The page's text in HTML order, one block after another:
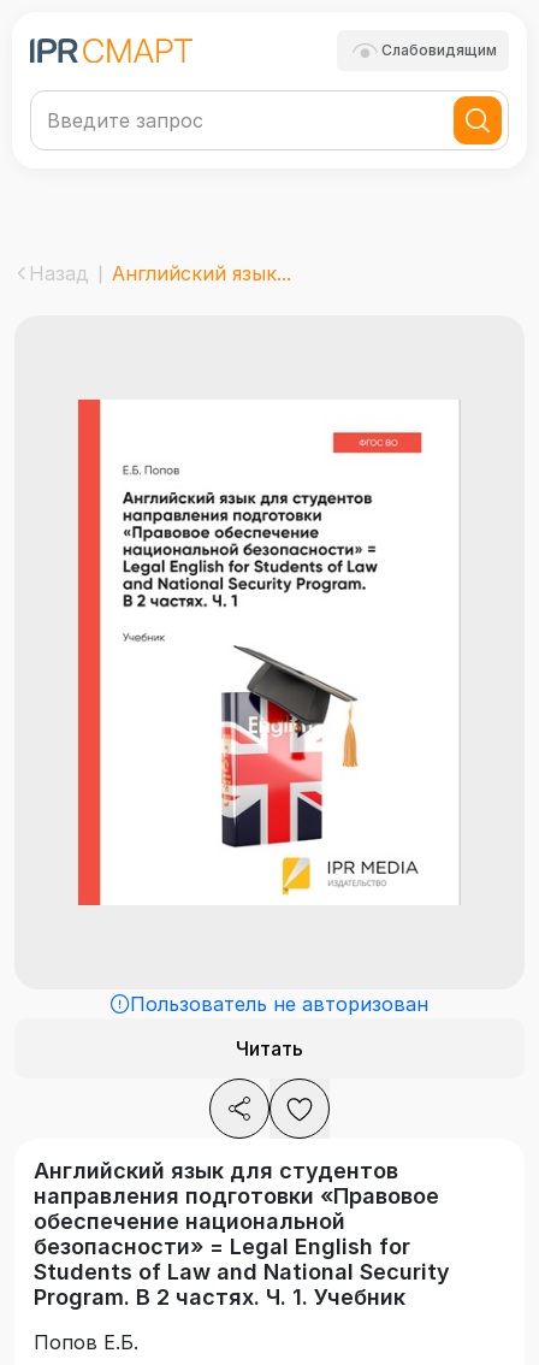
Слабовидящим
Назад Английский язык...
Пользователь не авторизован
Читать
Английский язык для студентов
направления подготовки «Правовое
обеспечение национальной
безопасности» = Legal English for
Students of Law and National Security
Program. В 2 частях. Ч. 1. Учебник
Попов Е.Б.